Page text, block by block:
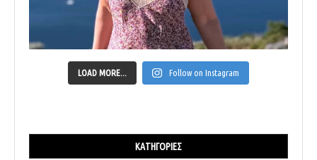
LOAD MORE... Follow on Instagram
ΚΑΤΗΓΟΡΊΕΣ